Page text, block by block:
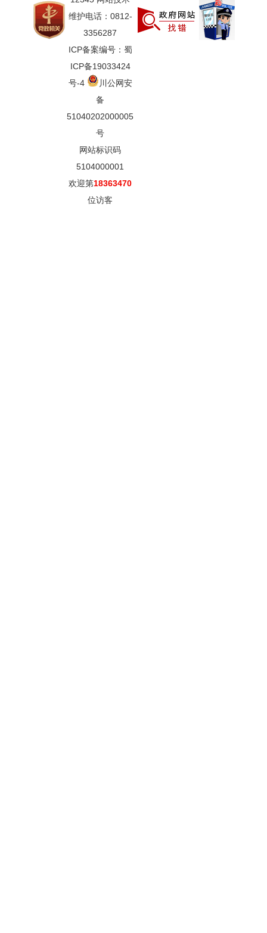
维护电话：0812-
3356287
ICP备案编号：蜀
ICP备19033424
号-4
川公网安
备
51040202000005
号
网站标识码
5104000001
欢迎第18363470
位访客